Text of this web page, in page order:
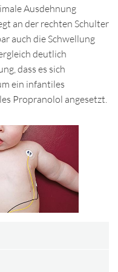
Ausdehnung
an der rechten Schulter
auch die Schwellung
deutlich
dass es sich
ein infantiles
Propranolol angesetzt.